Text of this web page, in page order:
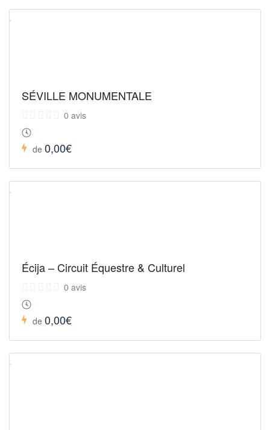
SÉVILLE MONUMENTALE
0 avis
de 0,00€
Écija – Circuit Équestre & Culturel
0 avis
de 0,00€